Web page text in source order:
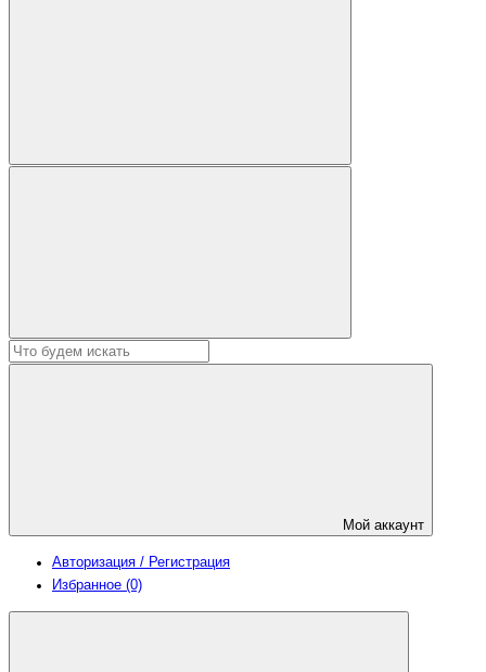
Мой аккаунт
Авторизация / Регистрация
Избранное (0)